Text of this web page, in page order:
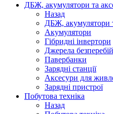
ДБЖ, акумулятори та
Назад
ДБЖ, акумулятори
Акумулятори
Гібридні інвертори
Джерела
Павербанки
Зарядні станції
Аксесури для
Зарядні пристрої
Побутова техніка
Назад